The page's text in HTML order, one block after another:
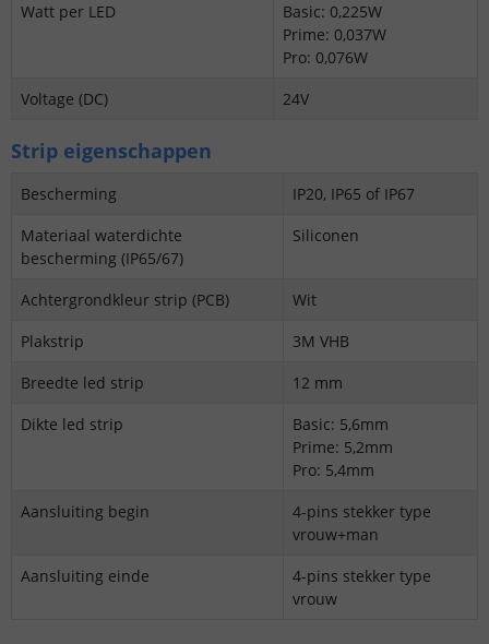
Watt per LED
Basic: 0,225W
Prime: 0,037W
Pro: 0,076W
Voltage (DC)
24V
Strip eigenschappen
Bescherming
IP20, IP65 of IP67
Materiaal waterdichte
bescherming (IP65/67)
Siliconen
Achtergrondkleur strip (PCB)
Wit
Plakstrip
3M VHB
Breedte led strip
12 mm
Dikte led strip
Basic: 5,6mm
Prime: 5,2mm
Pro: 5,4mm
Aansluiting begin
4-pins stekker type
vrouw+man
Aansluiting einde
4-pins stekker type
vrouw